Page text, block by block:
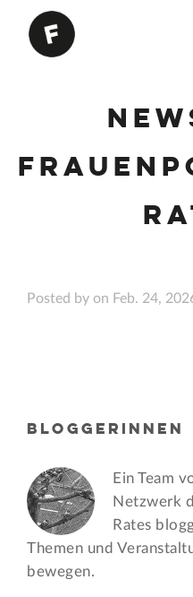
Posted by on Feb. 24,
BLOGGERINNEN
Ein Team
Netzwerk
Rates
Themen und
bewegen.